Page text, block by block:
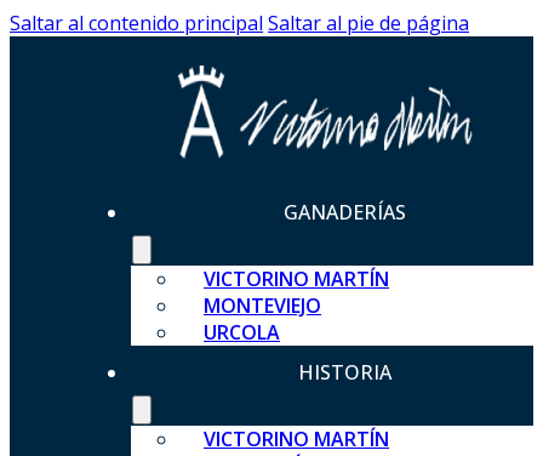
Saltar al contenido principal Saltar al pie de página
GANADERÍAS
VICTORINO MARTÍN
MONTEVIEJO
URCOLA
HISTORIA
VICTORINO MARTÍN